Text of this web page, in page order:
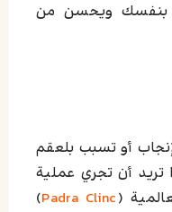
بنفسك ويحسن من
أو تسبب بلعقم
تريد أن تجري عملية
(
Padra Clinc
)